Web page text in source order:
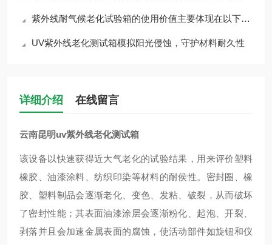
紫外线耐气候老化试验箱的使用价值主要体现在以下几个方面
UV紫外线老化测试箱模拟阳光侵蚀，守护材料耐久性
详细介绍 在线留言
云南昆明uv紫外线老化测试箱
该设备以快速获得近大气老化的试验结果，用来评价塑料
橡胶、油漆涂料、纺织印染等材料的耐侯性。 密封圈、橡
胶、塑料制品会逐渐老化、变色、发粘、破裂，从而破坏
了密封性能；其表面油漆涂层会逐渐粉化、起泡、开裂、
剥落并且会加速金属表面的腐蚀，使活动部件如旋钮和仪